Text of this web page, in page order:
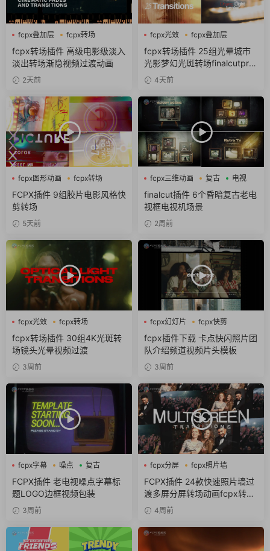
fcpx叠加层
fcpx转场
淡入淡出
fcpx转场插件 高级电影级淡入
淡出转场渐隐视频过渡动画
2天前
fcpx光效
fcpx叠加层
fcpx图形动画
fcpx转场插件 25组光晕城市
光影梦幻光斑转场finalcutpro
插件4天前
fcpx图形动画
fcpx转场
FCPX插件 9组胶片电影风格快
剪转场
5天前
fcpx三维动画 复古 电视
finalcut插件 6个昏暗复古老电
视框电视机场景
2周前
fcpx光效 fcpx转场
fcpx转场插件 30组4K光斑转
场镜头光晕视频过渡
3周前
fcpx幻灯片
fcpx快剪
fcpx视频开场
fcpx插件下载 卡点快闪照片团
队介绍频道视频片头模板
3周前
fcpx字幕 噪点 复古
FCPX插件 老电视噪点字幕标
题LOGO边框视频包装
3周前
fcpx分屏
fcpx照片墙
fcpx转场
FCPX插件 24款快速照片墙过
渡多屏分屏转场动画fcpx转场
插件4周前